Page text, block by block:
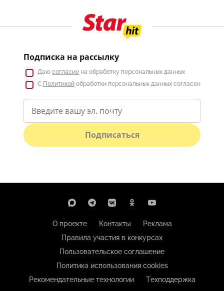
Подписка на рассылку
Даю согласие на обработку персональных данных
С Политикой обработки персональных данных согласен
Подписаться
О проекте Контакты
Реклама
Правила участия в конкурсах
Пользовательское соглашение
Политика использования cookies
Рекомендательные технологии
Техподдержка